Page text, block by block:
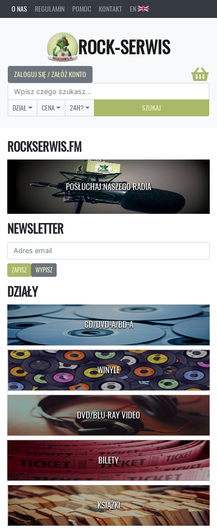
O NAS REGULAMIN POMOC KONTAKT EN
ROCK-SERWIS
ZALOGUJ SIĘ / ZAŁÓŻ KONTO
DZIAŁ CENA 24H? SZUKAJ
ROCKSERWIS.FM
POSŁUCHAJ NASZEGO RADIA
NEWSLETTER
ZAPISZ WYPISZ
DZIAŁY
CD/DVD-A/BD-A
WINYLE
DVD/BLU-RAY VIDEO
BILETY
KSIĄŻKI